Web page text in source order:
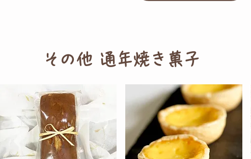
その他 通年焼き菓子